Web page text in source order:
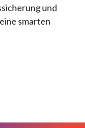
und
smarten